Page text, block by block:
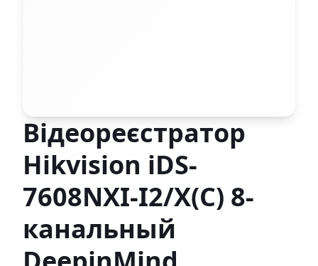
Відеореєстратор
Hikvision iDS-
7608NXI-I2/X(C) 8-
канальный